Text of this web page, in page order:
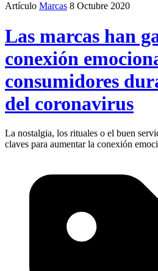
Artículo Marcas 8 Octubre 2020
Las marcas han
conexión
consumidores
del coronavirus
La nostalgia, los rituales o el buen
claves para aumentar la conexión